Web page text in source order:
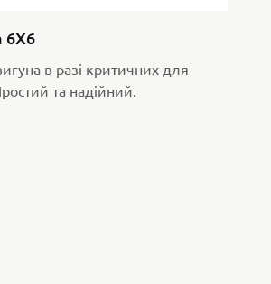
6X6
в разі критичних для
та надійний.